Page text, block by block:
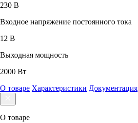
230 В
Входное напряжение постоянного тока
12 В
Выходная мощность
2000 Вт
О товаре Характеристики Документация
О товаре